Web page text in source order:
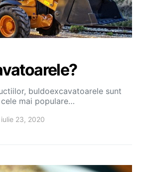
buldoexcavatoarele sunt
mai populare…
iulie 23, 2020